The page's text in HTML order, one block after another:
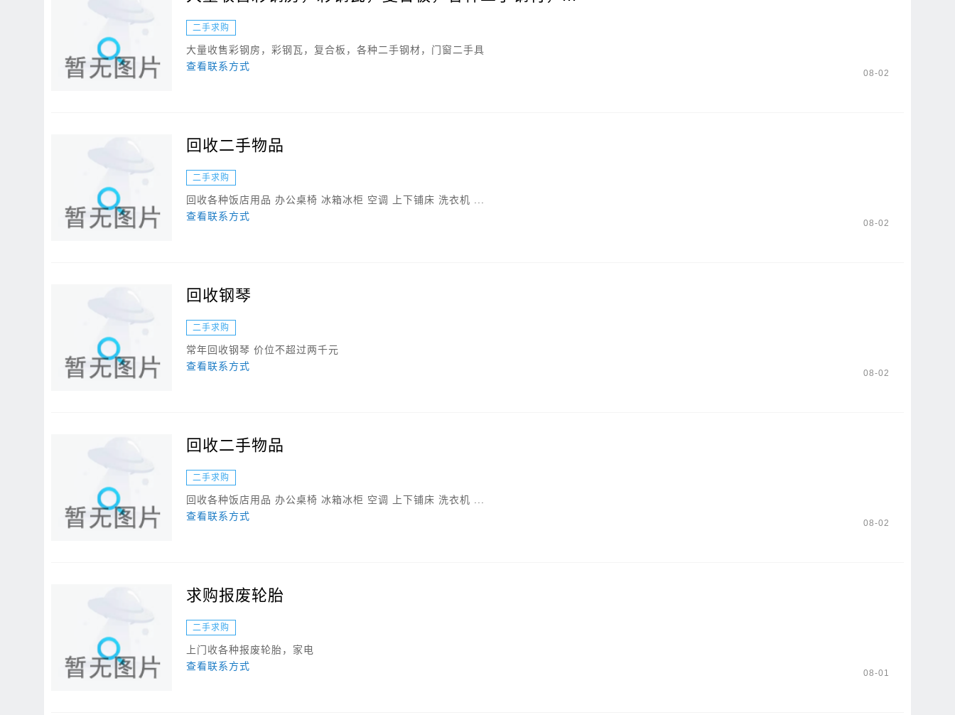
08-02
二手求购
大量收售彩钢房，彩钢瓦，复合板，各种二手钢材，门窗二手具
查看联系方式
08-02
回收二手物品
二手求购
回收各种饭店用品 办公桌椅 冰箱冰柜 空调 上下铺床 洗衣机 ...
查看联系方式
08-02
回收钢琴
二手求购
常年回收钢琴 价位不超过两千元
查看联系方式
08-02
回收二手物品
二手求购
回收各种饭店用品 办公桌椅 冰箱冰柜 空调 上下铺床 洗衣机 ...
查看联系方式
08-01
求购报废轮胎
二手求购
上门收各种报废轮胎，家电
查看联系方式